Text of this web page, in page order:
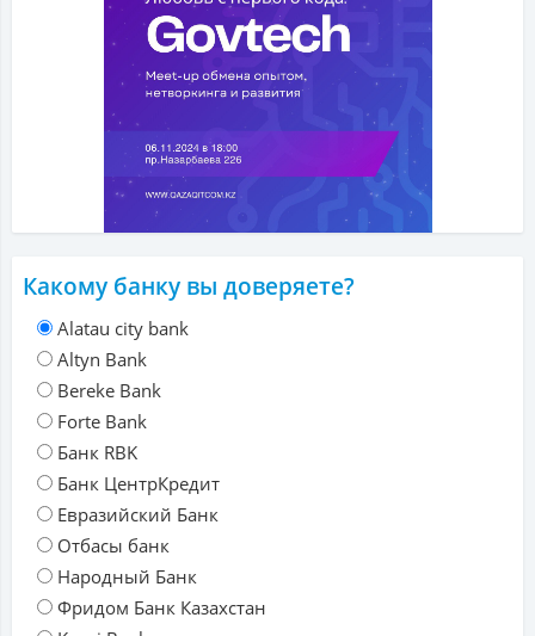
Какому банку вы доверяете?
Alatau city bank
Altyn Bank
Bereke Bank
Forte Bank
Банк RBK
Банк ЦентрКредит
Евразийский Банк
Отбасы банк
Народный Банк
Фридом Банк Казахстан